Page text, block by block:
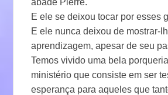
E ele se deixou tocar por esses
E ele nunca deixou de mostrar-
aprendizagem, apesar de seu
Temos vivido uma bela
ministério que consiste em ser
esperança para aqueles que